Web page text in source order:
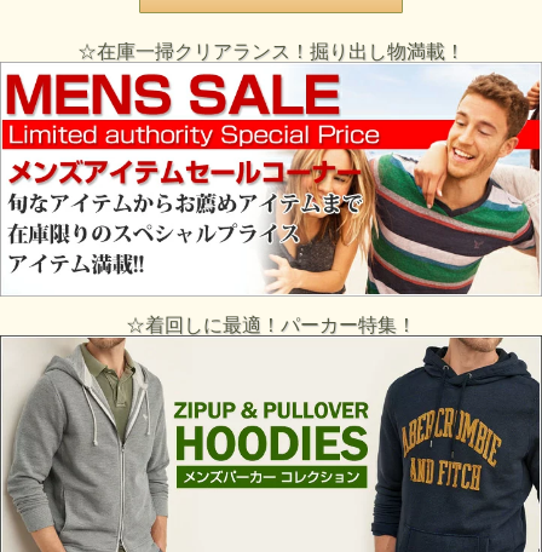
☆在庫一掃クリアランス！掘り出し物満載！
☆着回しに最適！パーカー特集！